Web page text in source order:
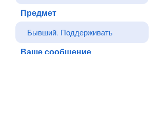
Предмет
Ваше сообщение